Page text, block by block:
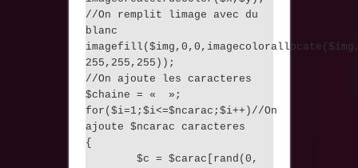
//On remplit limage avec du
blanc
255,255,255));
//On ajoute les caracteres
$chaine = « »;
for($i=1;$i<=$ncarac;$i++)//On
ajoute $ncarac caracteres
{
$c = $carac[rand(0,